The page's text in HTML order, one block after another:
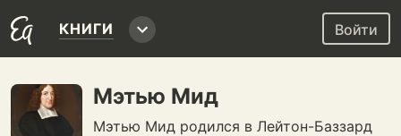
КНИГИ Войти
Мэтью Мид
Мэтью Мид родился в Лейтон-Баззард